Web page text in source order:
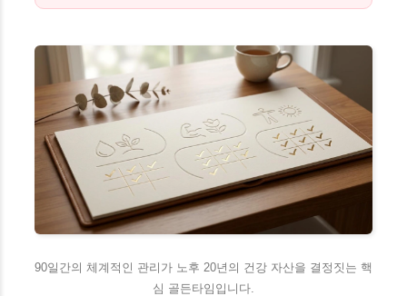
90일간의 체계적인 관리가 노후 20년의 건강 자산을 결정짓는 핵
심 골든타임입니다.